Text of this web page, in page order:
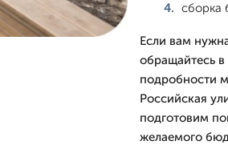
сборка
Если вам
обращайтесь
подробности
Российская
подготовим
желаемого